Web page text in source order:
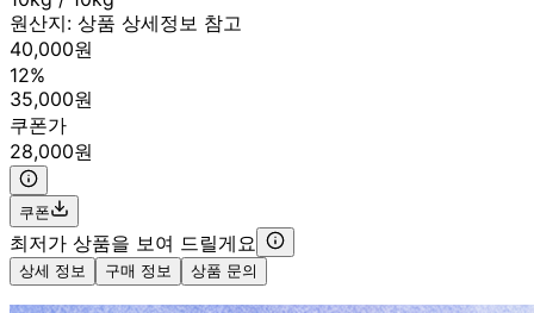
원산지: 상품 상세정보 참고
40,000원
12%
35,000원
쿠폰가
28,000원
쿠폰
최저가 상품을 보여 드릴게요
상세 정보 구매 정보 상품 문의